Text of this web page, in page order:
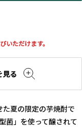
いただけます。
見る
夏の限定の芋焼酎で
菌」を使って醸されて